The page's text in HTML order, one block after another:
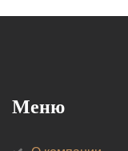
Меню